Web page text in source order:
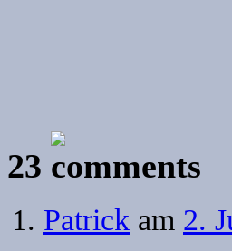
23
Patrick am 2.